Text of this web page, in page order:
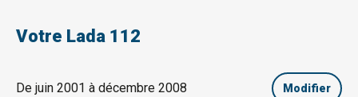
Votre Lada 112
De juin 2001 à décembre 2008 Modifier